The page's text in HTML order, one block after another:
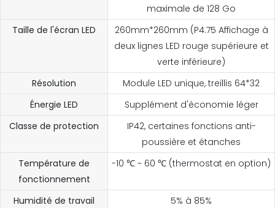
maximale de 128 Go
Taille de l'écran LED
260mm*260mm (P4.75 Affichage à
deux lignes LED rouge supérieure et
verte inférieure)
Résolution
Module LED unique, treillis 64*32
Énergie LED
Supplément d'économie léger
Classe de protection
IP42, certaines fonctions anti-
poussière et étanches
Température de
fonctionnement
-10 ℃ ~ 60 ℃ (thermostat en option)
Humidité de travail
5% à 85%